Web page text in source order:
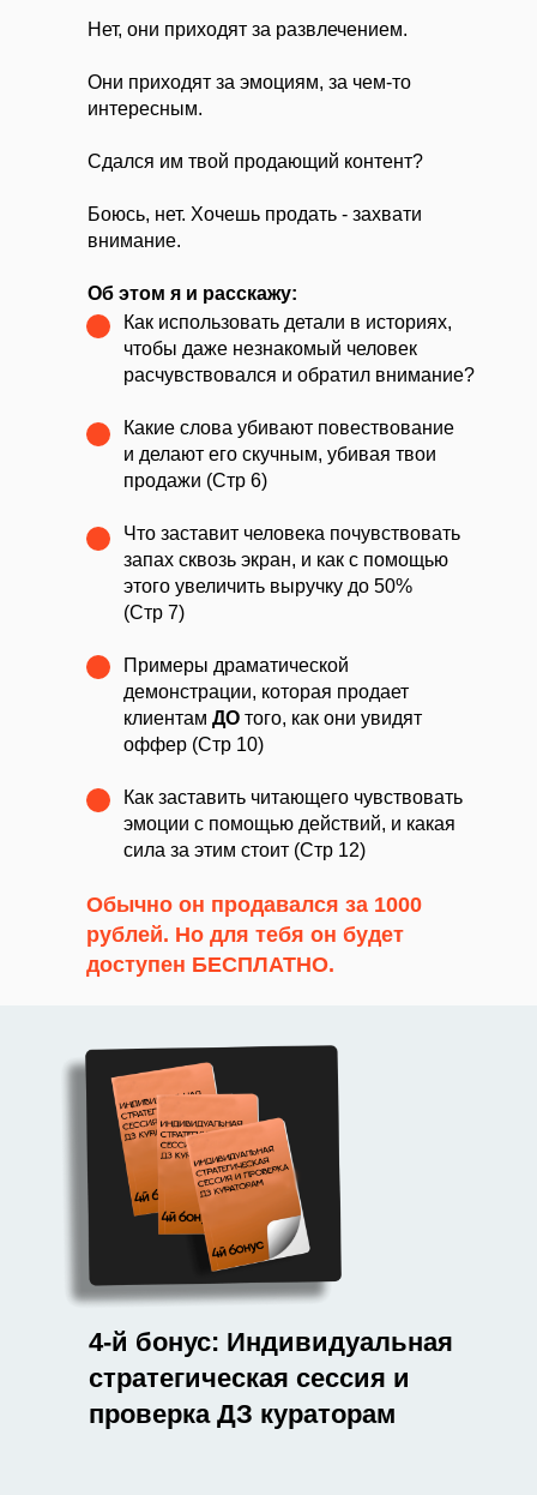
Нет, они приходят за развлечением.
Они приходят за эмоциям, за чем-то
интересным.
Сдался им твой продающий контент?
Боюсь, нет. Хочешь продать - захвати
внимание.
Об этом я и расскажу:
Обычно он продавался за 1000
рублей. Но для тебя он будет
доступен БЕСПЛАТНО.
Как использовать детали в историях,
чтобы даже незнакомый человек
расчувствовался и обратил внимание?
Какие слова убивают повествование
и делают его скучным, убивая твои
продажи (Стр 6)
Что заставит человека почувствовать
запах сквозь экран, и как с помощью
этого увеличить выручку до 50%
(Стр 7)
Примеры драматической
демонстрации, которая продает
клиентам ДО того, как они увидят
оффер (Стр 10)
Как заставить читающего чувствовать
эмоции с помощью действий, и какая
сила за этим стоит (Стр 12)
4-й бонус: Индивидуальная
стратегическая сессия и
проверка ДЗ кураторам